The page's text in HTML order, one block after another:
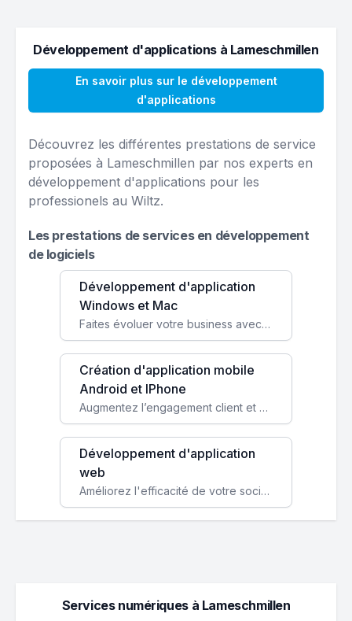
Développement d'applications à Lameschmillen
En savoir plus sur le développement
d'applications
Découvrez les différentes prestations de service
proposées à Lameschmillen par nos experts en
développement d'applications pour les
professionels au Wiltz.
Les prestations de services en développement
de logiciels
Développement d'application
Windows et Mac
Faites évoluer votre business avec des solutions logicielles personnalisées, parfaitement adaptées à vos besoins spécifiques.
Création d'application mobile
Android et IPhone
Augmentez l’engagement client et simplifiez vos processus avec une application mobile sur mesure, disponible sur iOS et Android.
Développement d'application
web
Améliorez l'efficacité de votre société avec une application web personnalisée accessible partout et tout le temps.
Services numériques à Lameschmillen